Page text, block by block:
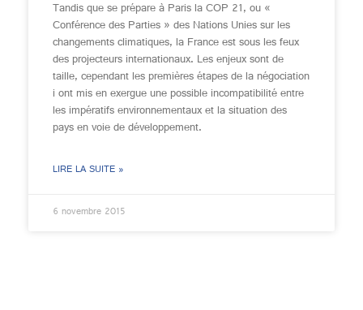
Tandis que se prépare à Paris la COP 21, ou «
Conférence des Parties » des Nations Unies sur les
changements climatiques, la France est sous les feux
des projecteurs internationaux. Les enjeux sont de
taille, cependant les premières étapes de la négociation
i ont mis en exergue une possible incompatibilité entre
les impératifs environnementaux et la situation des
pays en voie de développement.
LIRE LA SUITE »
6 novembre 2015